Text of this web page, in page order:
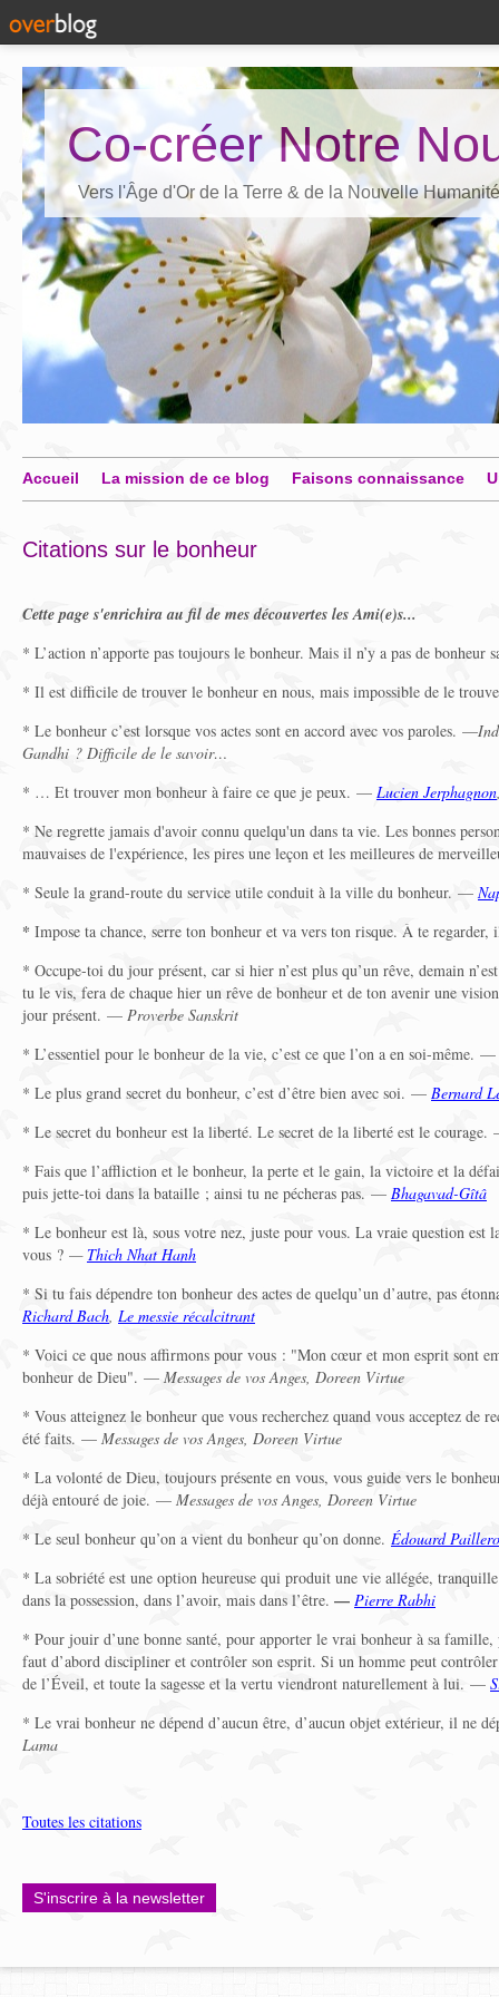
Co-créer Notre
Vers l'Âge d'Or de la Terre & de la Nouvelle Humanité
Accueil La mission de ce blog Faisons connaissance
Citations sur le bonheur
Cette page s'enrichira au fil de mes découvertes les Ami(e)s...
* L’action n’apporte pas toujours le bonheur. Mais il n’y a pas de
* Il est difficile de trouver le bonheur en nous, mais impossible de le
* Le bonheur c’est lorsque vos actes sont en accord avec vos paroles. —
Gandhi ? Difficile de le savoir…
* … Et trouver mon bonheur à faire ce que je peux. — Lucien Jerphagnon
* Ne regrette jamais d'avoir connu quelqu'un dans ta vie. Les bonnes
mauvaises de l'expérience, les pires une leçon et les meilleures de
* Seule la grand-route du service utile conduit à la ville du bonheur. —
* Impose ta chance, serre ton bonheur et va vers ton risque. À te
* Occupe-toi du jour présent, car si hier n’est plus qu’un rêve, demain
tu le vis, fera de chaque hier un rêve de bonheur et de ton avenir une
jour présent. — Proverbe Sanskrit
* L’essentiel pour le bonheur de la vie, c’est ce que l’on a en soi-même. —
* Le plus grand secret du bonheur, c’est d’être bien avec soi. — Bernard
* Le secret du bonheur est la liberté. Le secret de la liberté est le
* Fais que l’affliction et le bonheur, la perte et le gain, la victoire et la
puis jette-toi dans la bataille ; ainsi tu ne pécheras pas. — Bhagavad-Gîtâ
* Le bonheur est là, sous votre nez, juste pour vous. La vraie question est
vous ? — Thich Nhat Hanh
* Si tu fais dépendre ton bonheur des actes de quelqu’un d’autre, pas
Richard Bach, Le messie récalcitrant
* Voici ce que nous affirmons pour vous : "Mon cœur et mon esprit sont
bonheur de Dieu". — Messages de vos Anges, Doreen Virtue
* Vous atteignez le bonheur que vous recherchez quand vous acceptez de
été faits. — Messages de vos Anges, Doreen Virtue
* La volonté de Dieu, toujours présente en vous, vous guide vers le
déjà entouré de joie. — Messages de vos Anges, Doreen Virtue
* Le seul bonheur qu’on a vient du bonheur qu’on donne. Édouard
* La sobriété est une option heureuse qui produit une vie allégée,
dans la possession, dans l’avoir, mais dans l’être. — Pierre Rabhi
* Pour jouir d’une bonne santé, pour apporter le vrai bonheur à sa
faut d’abord discipliner et contrôler son esprit. Si un homme peut
de l’Éveil, et toute la sagesse et la vertu viendront naturellement à lui. —
* Le vrai bonheur ne dépend d’aucun être, d’aucun objet extérieur, il ne
Lama
Toutes les citations
S'inscrire à la newsletter